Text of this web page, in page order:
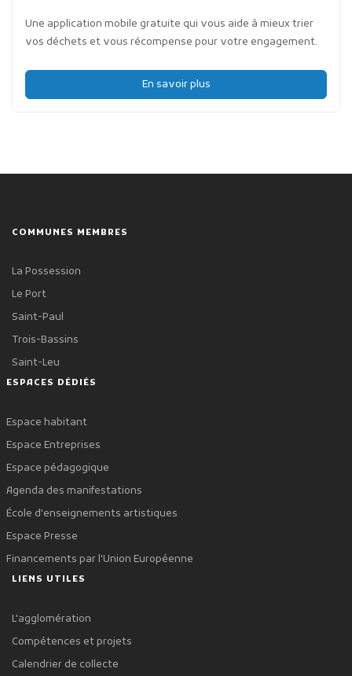
Une application mobile gratuite qui vous aide à mieux trier
vos déchets et vous récompense pour votre engagement.
En savoir plus
COMMUNES MEMBRES
La Possession
Le Port
Saint-Paul
Trois-Bassins
Saint-Leu
ESPACES DÉDIÉS
Espace habitant
Espace Entreprises
Espace pédagogique
Agenda des manifestations
École d'enseignements artistiques
Espace Presse
Financements par l'Union Européenne
LIENS UTILES
L'agglomération
Compétences et projets
Calendrier de collecte